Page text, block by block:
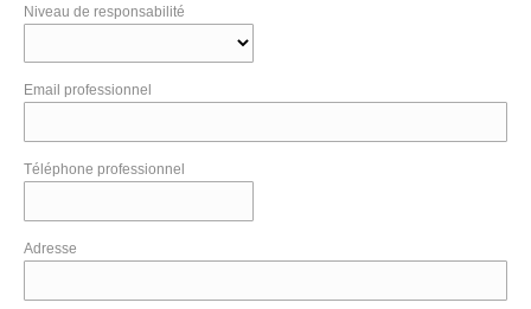
Niveau de responsabilité
Email professionnel
Téléphone professionnel
Adresse